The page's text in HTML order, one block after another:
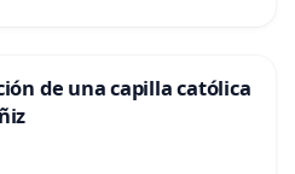
de una capilla católica